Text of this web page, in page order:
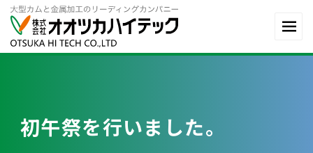
初午祭を行いました。